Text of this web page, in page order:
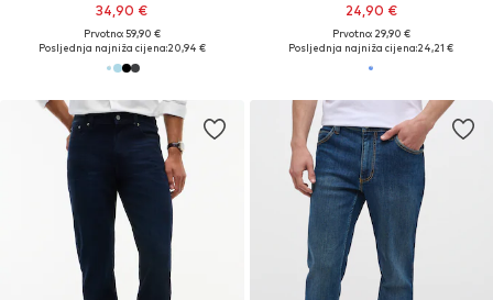
34,90 €
Prvotno: 59,90 €
Posljednja najniža cijena:20,94 €
24,90 €
Prvotno: 29,90 €
Posljednja najniža cijena:24,21 €